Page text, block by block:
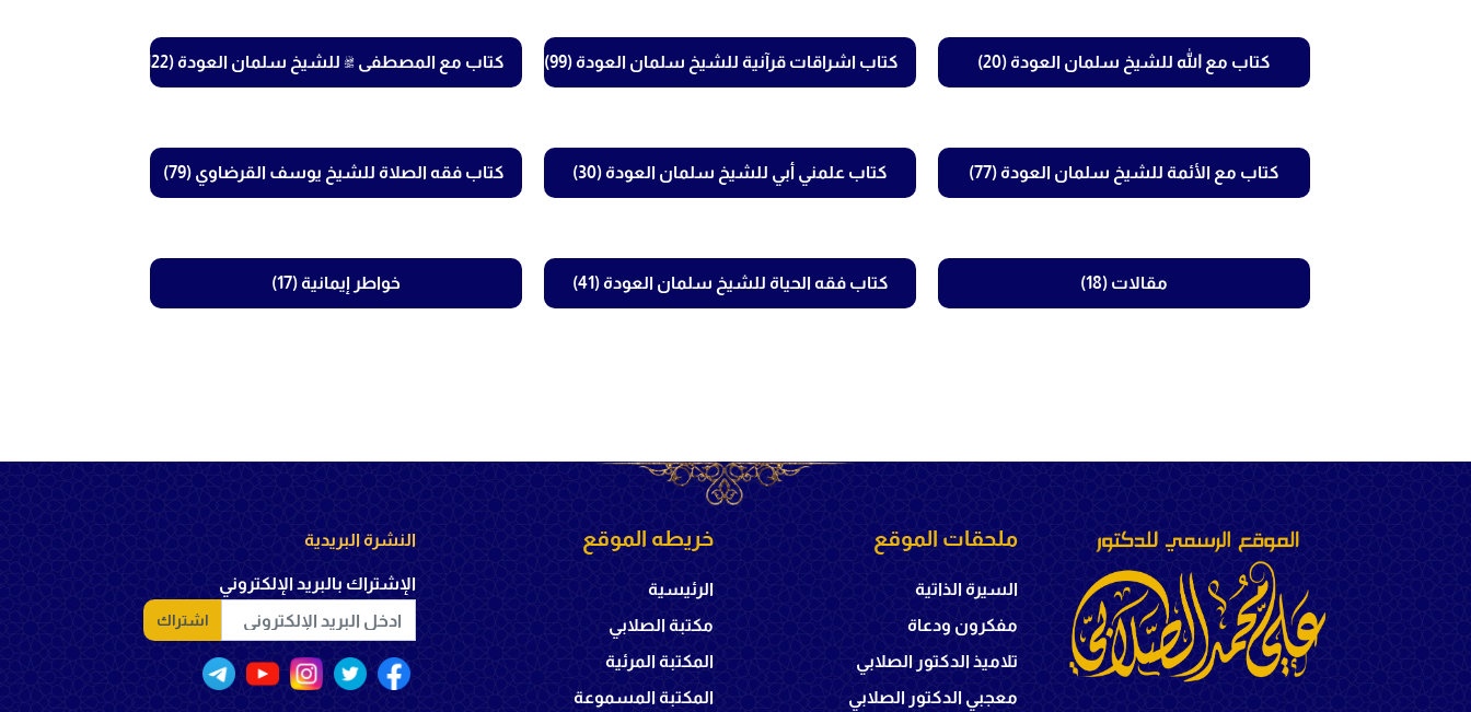
كتاب مع الله للشيخ سلمان العودة (20) كتاب اشراقات قرآنية للشيخ سلمان العودة (99) كتاب مع المصطفى ﷺ للشيخ سلمان العودة (122)
كتاب مع الأئمة للشيخ سلمان العودة (77) كتاب علمني أبي للشيخ سلمان العودة (30) كتاب فقه الصلاة للشيخ يوسف القرضاوي (79)
مقالات (18) كتاب فقه الحياة للشيخ سلمان العودة (41) خواطر إيمانية (17)
ملحقات الموقع
السيرة الذاتية
مفكرون ودعاة
تلاميذ الدكتور الصلابي
معجبي الدكتور الصلابي
خريطه الموقع
الرئيسية
مكتبة الصلابي
المكتبة المرئية
المكتبة المسموعة
النشرة البريدية
الإشتراك بالبريد الإلكتروني
اشتراك